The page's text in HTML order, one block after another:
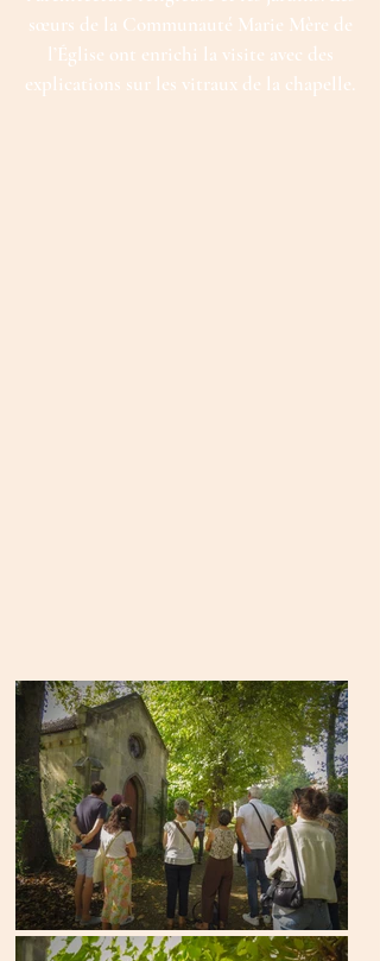
sœurs de la Communauté Marie Mère de
l’Église ont enrichi la visite avec des
explications sur les vitraux de la chapelle.